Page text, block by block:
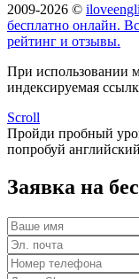
2009-2026 ©
бесплатно онлайн.
рейтинг и отзывы.
При использовании
индексируемая
Scroll
Пройди пробный
попробуй
Заявка на